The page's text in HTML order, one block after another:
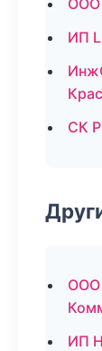
ООО
ИП
СК
ООО
ИП